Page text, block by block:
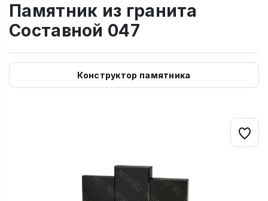
Памятник из гранита
Составной 047
Конструктор памятника